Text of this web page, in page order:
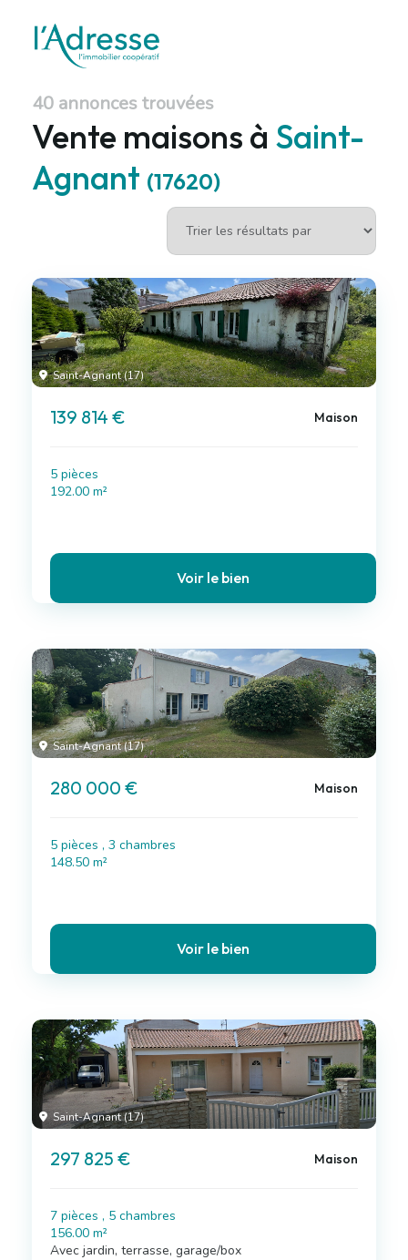
40 annonces trouvées
Vente maisons à Saint-
Agnant (17620)
Saint-Agnant (17)
139 814 € Maison
5 pièces
192.00 m²
Voir le bien
Saint-Agnant (17)
280 000 € Maison
5 pièces , 3 chambres
148.50 m²
Voir le bien
Saint-Agnant (17)
297 825 € Maison
7 pièces , 5 chambres
156.00 m²
Avec jardin, terrasse, garage/box